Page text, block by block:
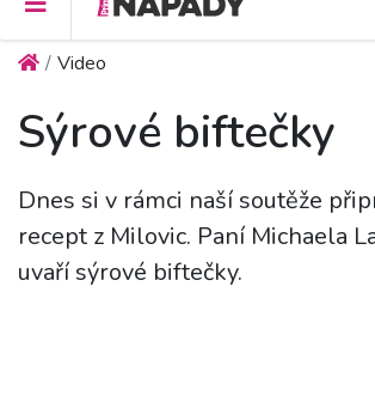
Video
Sýrové biftečky
Dnes si v rámci naší soutěže
recept z Milovic. Paní Michaela
uvaří sýrové biftečky.